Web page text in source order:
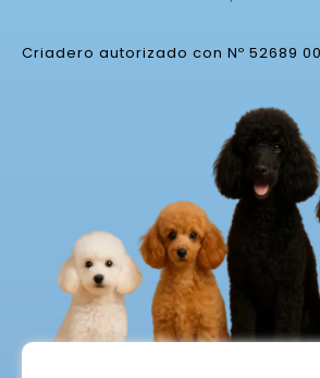
Criadero autorizado con Nº 52689